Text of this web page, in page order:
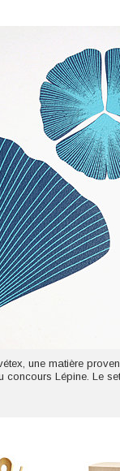
une matière
concours Lépine. Le